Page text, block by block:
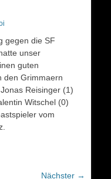
gegen die SF
unser
guten
den Grimmaern
Reisinger (1)
Witschel (0)
vom
Nächster →